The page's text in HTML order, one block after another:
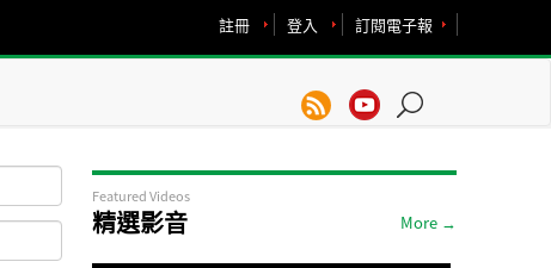
訂閱電子報
登入
註冊
Featured Videos
精選影音 More →